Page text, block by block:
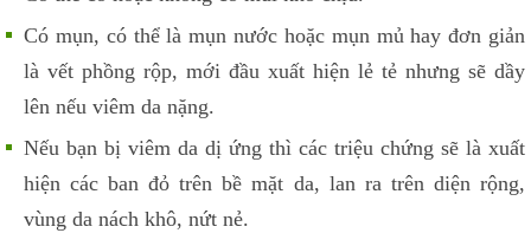
Có mụn, có thể là mụn nước hoặc mụn mủ hay đơn giản
là vết phồng rộp, mới đầu xuất hiện lẻ tẻ nhưng sẽ dầy
lên nếu viêm da nặng.
Nếu bạn bị viêm da dị ứng thì các triệu chứng sẽ là xuất
hiện các ban đỏ trên bề mặt da, lan ra trên diện rộng,
vùng da nách khô, nứt nẻ.